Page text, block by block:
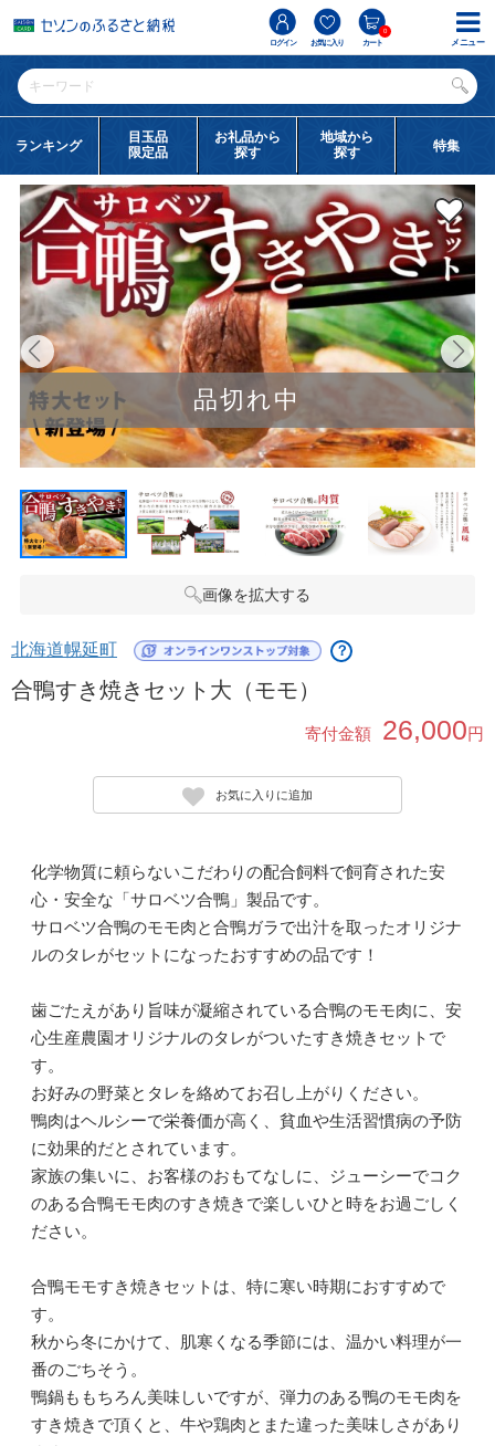
ログイン お気に入り カート
0
ランキング
目玉品
限定品
お礼品から
探す
地域から
探す
特集
品切れ中
画像を拡大する
北海道幌延町 ？
合鴨すき焼きセット大（モモ）
寄付金額 26,000円
お気に入りに追加
化学物質に頼らないこだわりの配合飼料で飼育された安
心・安全な「サロベツ合鴨」製品です。
サロベツ合鴨のモモ肉と合鴨ガラで出汁を取ったオリジナ
ルのタレがセットになったおすすめの品です！
歯ごたえがあり旨味が凝縮されている合鴨のモモ肉に、安
心生産農園オリジナルのタレがついたすき焼きセットで
す。
お好みの野菜とタレを絡めてお召し上がりください。
鴨肉はヘルシーで栄養価が高く、貧血や生活習慣病の予防
に効果的だとされています。
家族の集いに、お客様のおもてなしに、ジューシーでコク
のある合鴨モモ肉のすき焼きで楽しいひと時をお過ごしく
ださい。
合鴨モモすき焼きセットは、特に寒い時期におすすめで
す。
秋から冬にかけて、肌寒くなる季節には、温かい料理が一
番のごちそう。
鴨鍋ももちろん美味しいですが、弾力のある鴨のモモ肉を
すき焼きで頂くと、牛や鶏肉とまた違った美味しさがあり
メニュー